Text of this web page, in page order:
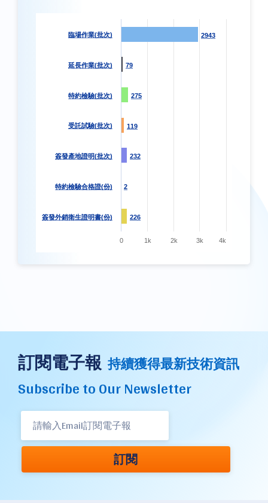
2943
2943
79
79
275
275
119
119
232
232
2
2
226
226
臨場作業(批次)
延長作業(批次)
特約檢驗(批次)
受託試驗(批次)
簽發產地證明(批次)
特約檢驗合格證(份)
簽發外銷衛生證明書(份)
0 1k 2k 3k 4k
訂閱電子報 持續獲得最新技術資訊
Subscribe to Our Newsletter
訂閱